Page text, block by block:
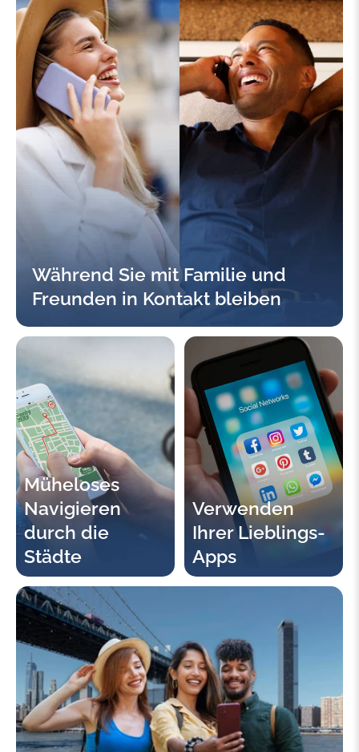
Während Sie mit Familie und
Freunden in Kontakt bleiben
Müheloses
Navigieren
durch die
Städte
Verwenden
Ihrer Lieblings-
Apps